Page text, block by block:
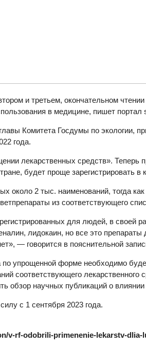
и третьем, окончательном
в медицине, пишет портал
Комитета Госдумы по
года.
лекарственных средств».
будет проще зарегистрировать
около 2 тыс. наименований, тогда
из соответствующего
для людей, в своей
лидокаин, но все это
— говорится в пояснительной
по упрощенной форме необходимо
соответствующего
обзор научных публикаций о
с 1 сентября 2023 года.
v-rf-odobrili-primenenie-lekarstv-